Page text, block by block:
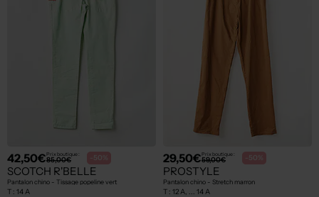
42,50€Prix boutique :
85,00€ -50%
SCOTCH R'BELLE
Pantalon chino - Tissage popeline vert
T : 14 A
29,50€Prix boutique :
59,00€ -50%
PROSTYLE
Pantalon chino - Stretch marron
T : 12 A, ... 14 A